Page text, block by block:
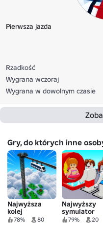
Pierwsza jazda
Rzadkość
Wygrana wczoraj
Wygrana w dowolnym czasie
Gry, do których inne
Najwyższa
kolej
jednoszynowa
78% 80
Najwyższy
symulator
zjeżdżalni
79% 20